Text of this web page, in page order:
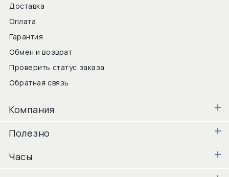
Доставка
Оплата
Гарантия
Обмен и возврат
Проверить статус заказа
Обратная связь
Компания
Полезно
Часы